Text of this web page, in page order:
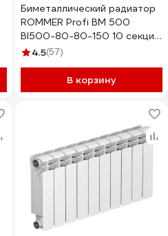
Биметаллический радиатор
ROMMER Profi BM 500
BI500-80-80-150 10 секций
RAL9016 82490
4.5(57)
В корзину